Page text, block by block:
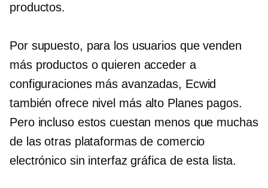
productos.
Por supuesto, para los usuarios que venden
más productos o quieren acceder a
configuraciones más avanzadas, Ecwid
también ofrece nivel más alto Planes pagos.
Pero incluso estos cuestan menos que muchas
de las otras plataformas de comercio
electrónico sin interfaz gráfica de esta lista.